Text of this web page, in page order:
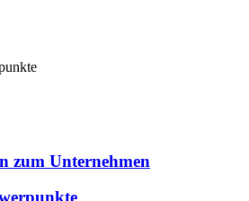
zum Unternehmen